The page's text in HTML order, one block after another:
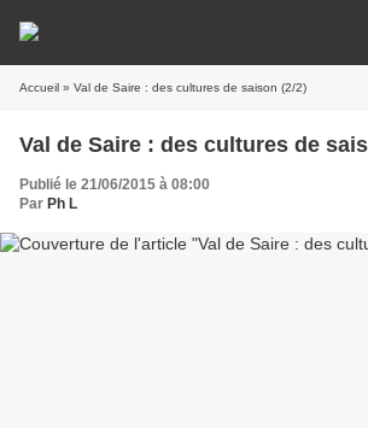
Accueil » Val de Saire : des cultures de saison (2/2)
Val de Saire : des cultures de
Publié le 21/06/2015 à 08:00
Par Ph L